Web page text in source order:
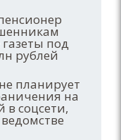
под
рублей
планирует
на
в соцсети,